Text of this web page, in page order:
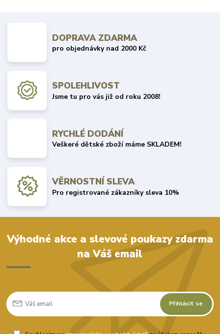
DOPRAVA ZDARMA
pro objednávky nad 2000 Kč
SPOLEHLIVOST
Jsme tu pro vás již od roku 2008!
RYCHLÉ DODÁNÍ
Veškeré dětské zboží máme SKLADEM!
VĚRNOSTNÍ SLEVA
Pro registrované zákazníky sleva 10%
Výhodné akce a slevové poukazy zdarma
na Váš email
Přihlásit se